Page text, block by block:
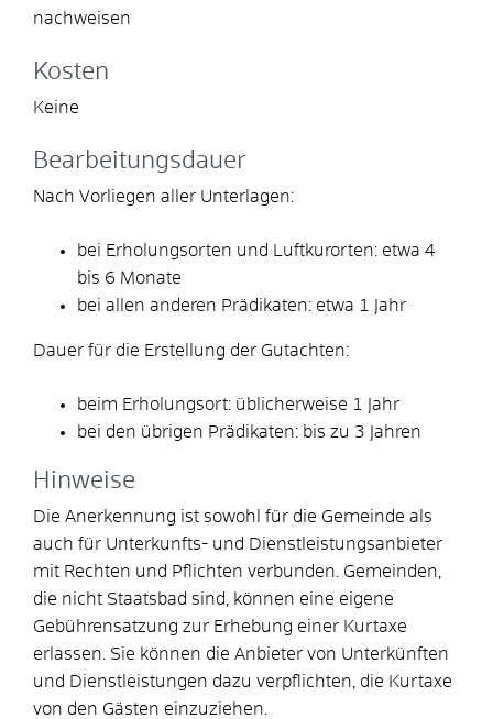
nachweisen
Kosten
Keine
Bearbeitungsdauer
Nach Vorliegen aller Unterlagen:
bei Erholungsorten und Luftkurorten: etwa 4
bis 6 Monate
bei allen anderen Prädikaten: etwa 1 Jahr
Dauer für die Erstellung der Gutachten:
beim Erholungsort: üblicherweise 1 Jahr
bei den übrigen Prädikaten: bis zu 3 Jahren
Hinweise
Die Anerkennung ist sowohl für die Gemeinde als
auch für Unterkunfts- und Dienstleistungsanbieter
mit Rechten und Pflichten verbunden. Gemeinden,
die nicht Staatsbad sind, können eine eigene
Gebührensatzung zur Erhebung einer Kurtaxe
erlassen. Sie können die Anbieter von Unterkünften
und Dienstleistungen dazu verpflichten, die Kurtaxe
von den Gästen einzuziehen.